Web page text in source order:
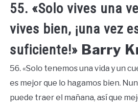
55. «Solo vives una
vives bien, ¡una vez
suficiente!» Barry
56. «Solo tenemos una vida y un
es mejor que lo hagamos bien.
puede traer el mañana, así que